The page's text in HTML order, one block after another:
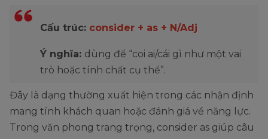
Cấu trúc: consider + as + N/Adj
Ý nghĩa: dùng để “coi ai/cái gì như một vai
trò hoặc tính chất cụ thể”.
Đây là dạng thường xuất hiện trong các nhận định
mang tính khách quan hoặc đánh giá về năng lực.
Trong văn phong trang trọng, consider as giúp câu